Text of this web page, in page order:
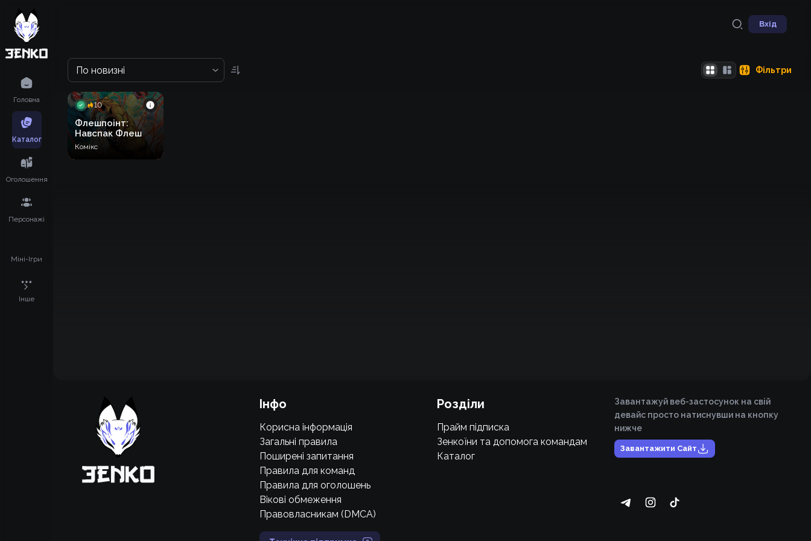
Вхід
Головна
Каталог
Оголошення
Персонажі
Міні-Ігри
Інше
По новизні Фільтри
10
Флешпоінт:
Навспак Флеш
Комікс
крутих нововведень
Підтримати проєкт
Інфо
Корисна інформація
Загальні правила
Поширені запитання
Правила для команд
Правила для оголошень
Вікові обмеження
Правовласникам (DMCA)
Розділи
Прайм підписка
Зенкоїни та допомога командам
Каталог
Завантажуй веб-застосунок на свій
девайс просто натиснувши на кнопку
нижче
Завантажити Сайт